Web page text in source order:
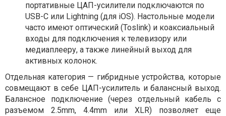
портативные ЦАП-усилители подключаются по
USB-C или Lightning (для iOS). Настольные модели
часто имеют оптический (Toslink) и коаксиальный
входы для подключения к телевизору или
медиаплееру, а также линейный выход для
активных колонок.
Отдельная категория — гибридные устройства, которые
совмещают в себе ЦАП-усилитель и балансный выход.
Балансное подключение (через отдельный кабель с
разъемом 2.5mm, 4.4mm или XLR) позволяет еще